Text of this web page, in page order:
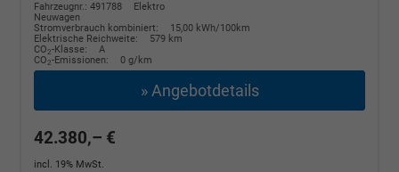
Fahrzeugnr.: 491788
Elektro
Neuwagen
Stromverbrauch kombiniert:
15,00 kWh/100km
Elektrische Reichweite:
579 km
CO2-Klasse:
A
CO2-Emissionen: 0 g/km
» Angebotdetails
42.380,– €
incl. 19% MwSt.